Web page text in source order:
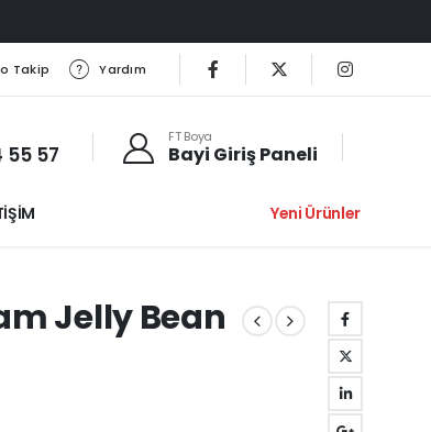
Takip Yardım
55 57
FT Boya
Bayi Giriş Paneli
Yeni Ürünler
Jelly Bean